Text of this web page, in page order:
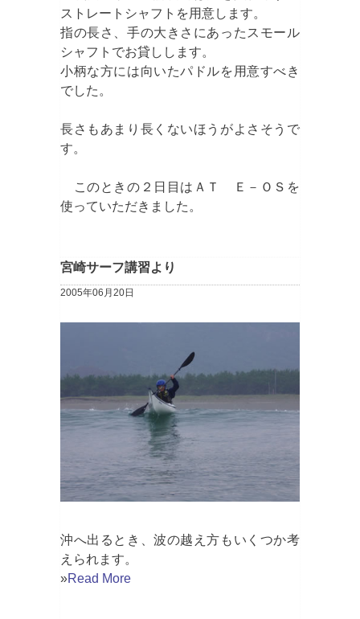
ストレートシャフトを用意します。
指の長さ、手の大きさにあったスモール
シャフトでお貸しします。
小柄な方には向いたパドルを用意すべき
でした。
長さもあまり長くないほうがよさそうで
す。
このときの２日目はＡＴ Ｅ－ＯＳを
使っていただきました。
宮崎サーフ講習より
2005年06月20日
沖へ出るとき、波の越え方もいくつか考
えられます。
»Read More